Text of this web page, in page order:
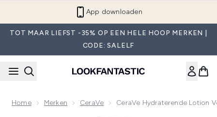
App downloaden
TOT MAAR LIEFST -35% OP EEN HELE HOOP MERKEN |
CODE: SALELF
Home Merken CeraVe CeraVe Hydraterende Lotion